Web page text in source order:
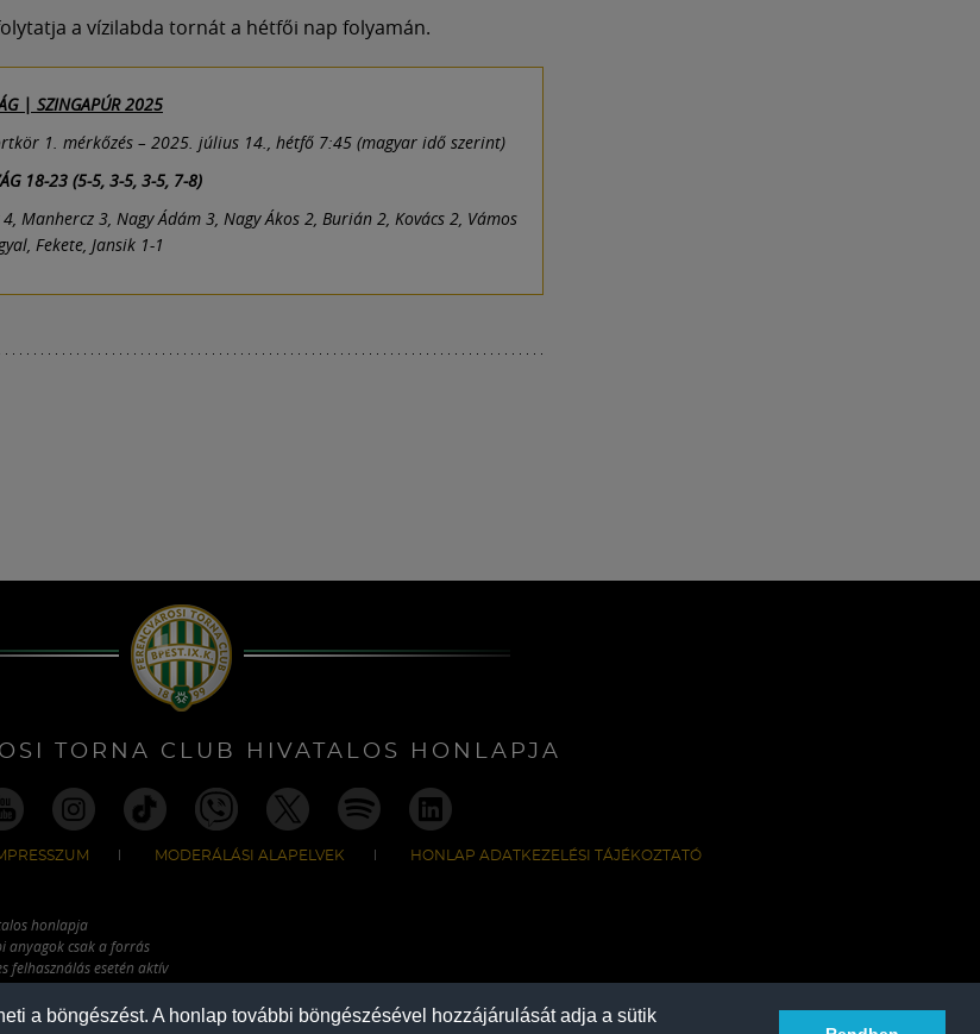
a böngészést. A honlap további böngészésével hozzájárulását adja a sütik
a vízilabda tornát a hétfői nap folyamán.
| SZINGAPÚR 2025
1. mérkőzés – 2025. július 14., hétfő 7:45 (magyar idő szerint)
18-23 (5-5, 3-5, 3-5, 7-8)
Manhercz 3, Nagy Ádám 3, Nagy Ákos 2, Burián 2, Kovács 2, Vámos
Fekete, Jansik 1-1
TORNA CLUB HIVATALOS HONLAPJA
MODERÁLÁSI ALAPELVEK HONLAP ADATKEZELÉSI TÁJÉKOZTATÓ
honlapja
anyagok csak a forrás
felhasználás esetén aktív